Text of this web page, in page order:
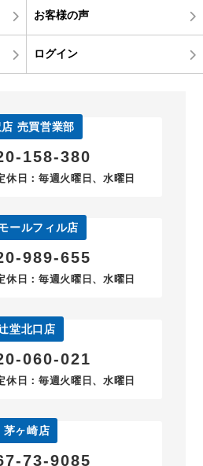
お客様の声
ログイン
売買営業部
158-380
休日：毎週火曜日、水曜日
ールフィル店
989-655
日：毎週火曜日、水曜日
堂北口店
060-021
日：毎週火曜日、水曜日
茅ヶ崎店
73-9085